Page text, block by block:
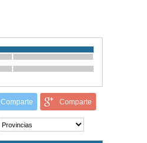
Comparte Comparte